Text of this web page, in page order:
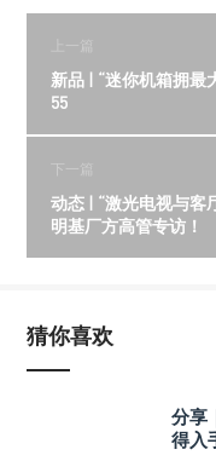
上一篇
新品 | “迷你机箱拥最
55
下一篇
动态 | “激光电视与客
明基厂方高管专访！
猜你喜欢
分享
得入